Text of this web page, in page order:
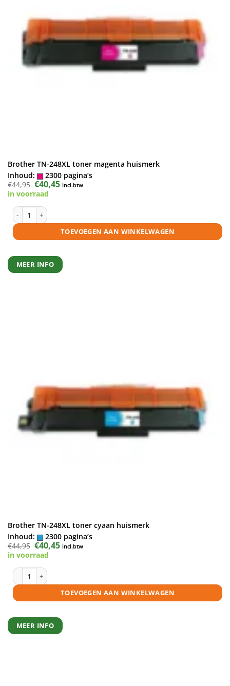
Brother TN-248XL toner magenta huismerk
Inhoud:
2300 pagina’s
€44,95 Oorspronkelijke
prijs
was:
€40,45Huidige
prijs
incl.btw
in voorraad
Brother TN-248XL toner magenta huismerk aantal
TOEVOEGEN AAN WINKELWAGEN
MEER INFO
Brother TN-248XL toner cyaan huismerk
Inhoud:
2300 pagina’s
€44,95 Oorspronkelijke
prijs
was:
€40,45Huidige
prijs
incl.btw
in voorraad
Brother TN-248XL toner cyaan huismerk aantal
TOEVOEGEN AAN WINKELWAGEN
MEER INFO